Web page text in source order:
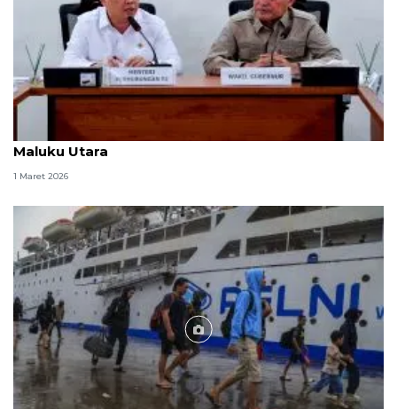
Menhub perkuat transportasi laut Lebaran di
Maluku Utara
1 Maret 2026